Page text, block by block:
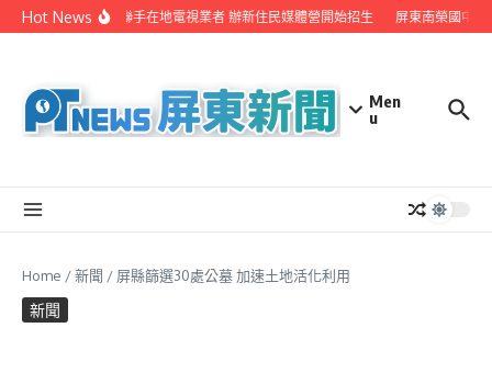
Skip to content
Hot News屏縣府聯手在地電視業者 辦新住民媒體營開始招生 屏東南榮國中
Men
u
Home /新聞 / 屏縣篩選30處公墓 加速土地活化利用
新聞